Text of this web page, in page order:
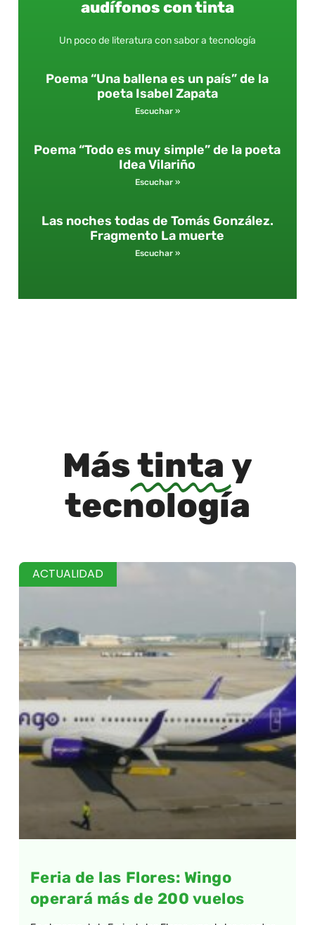
audífonos con tinta
Un poco de literatura con sabor a tecnología
Poema “Una ballena es un país” de la
poeta Isabel Zapata
Escuchar »
Poema “Todo es muy simple” de la poeta
Idea Vilariño
Escuchar »
Las noches todas de Tomás González.
Fragmento La muerte
Escuchar »
Mástinta y
tecnología
ACTUALIDAD
Feria de las Flores: Wingo
operará más de 200 vuelos